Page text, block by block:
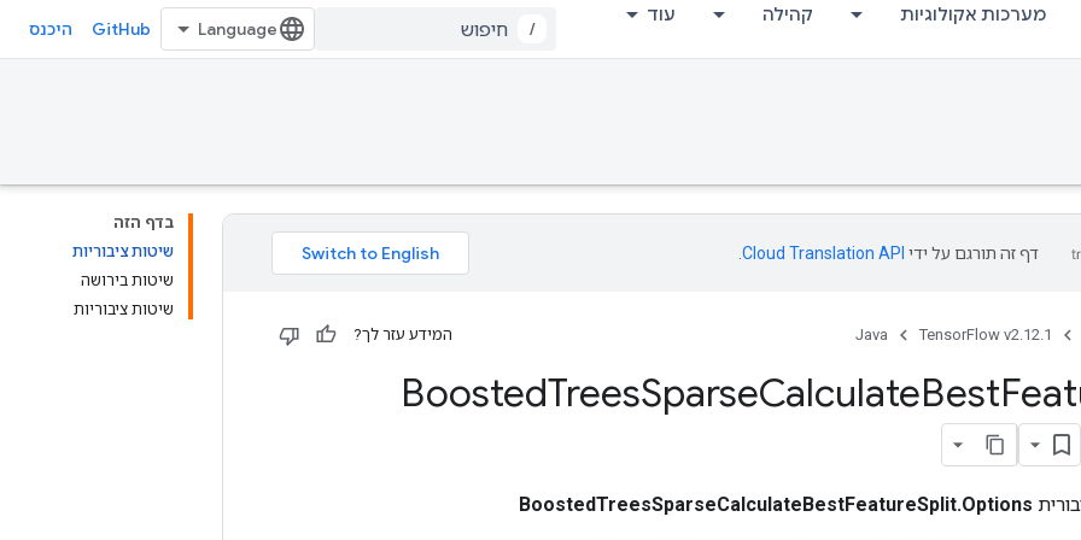
מערכות אקולוגיות קהילה עוד
/
GitHub היכנס
בדף הזה
שיטות ציבוריות
שיטות בירושה
שיטות ציבוריות
דף זה תורגם על ידי Cloud Translation API
TensorFlow v2.12.1
Java המידע עזר לך?
BoostedTreesSparseCalculateBest
BoostedTreesSparseCalculateBestFeatureSplit.Options